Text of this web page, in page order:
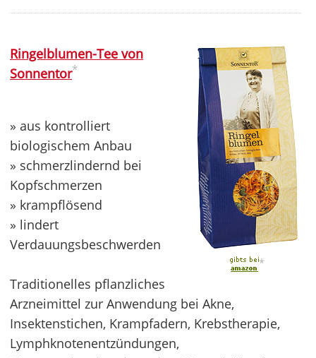
*
Ringelblumen-Tee von
Sonnentor*
» aus kontrolliert
biologischem Anbau
» schmerzlindernd bei
Kopfschmerzen
» krampflösend
» lindert
Verdauungsbeschwerden
Traditionelles pflanzliches
Arzneimittel zur Anwendung bei Akne,
Insektenstichen, Krampfadern, Krebstherapie,
Lymphknotenentzündungen,